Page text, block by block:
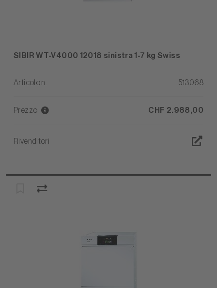
SIBIR WT-V4000 12018 sinistra 1-7 kg Swiss
Articolo n. 513068
Prezzo CHF 2.988,00
Rivenditori